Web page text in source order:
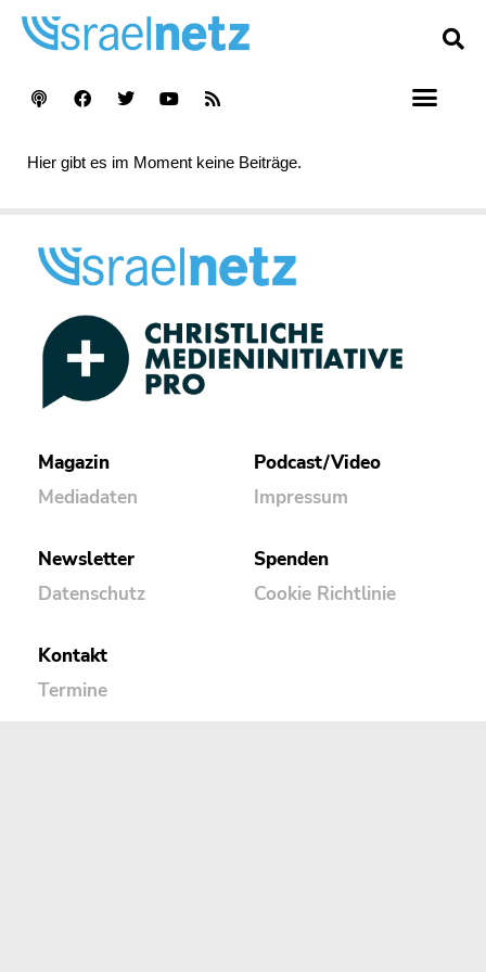
Hier gibt es im Moment keine Beiträge.
Magazin
Mediadaten
Podcast/Video
Impressum
Newsletter
Datenschutz
Spenden
Cookie Richtlinie
Kontakt
Termine